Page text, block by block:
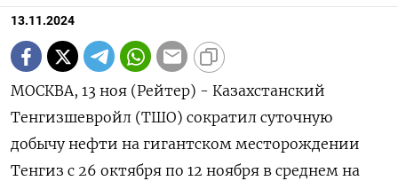
13.11.2024
МОСКВА, 13 ноя (Рейтер) - Казахстанский
Тенгизшевройл (ТШО) сократил суточную
добычу нефти на гигантском месторождении
Тенгиз с 26 октября по 12 ноября в среднем на